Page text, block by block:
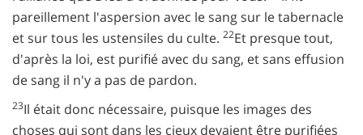
pareillement l'aspersion avec le sang sur le tabernacle
et sur tous les ustensiles du culte. 22Et presque tout,
d'après la loi, est purifié avec du sang, et sans effusion
de sang il n'y a pas de pardon.
23Il était donc nécessaire, puisque les images des
choses qui sont dans les cieux devaient être purifiées